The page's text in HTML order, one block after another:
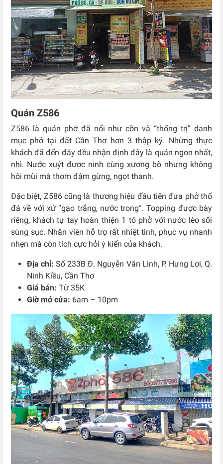
Quán Z586
Z586 là quán phở đã nổi như cồn và “thống trị” danh
mục phở tại đất Cần Thơ hơn 3 thập kỷ. Những thực
khách đã đến đây đều nhận định đây là quán ngon nhất,
nhì. Nước xuýt được ninh cùng xương bò nhưng không
hôi mùi mà thơm đậm gừng, ngọt thanh.
Đặc biệt, Z586 cũng là thương hiệu đầu tiên đưa phở thố
đá về với xứ “gạo trắng, nước trong”. Topping được bày
riêng, khách tự tay hoàn thiện 1 tô phở với nước lèo sôi
sùng sục. Nhân viên hỗ trợ rất nhiệt tình, phục vụ nhanh
nhẹn mà còn tích cực hỏi ý kiến của khách.
Địa chỉ: Số 233B Đ. Nguyễn Văn Linh, P. Hưng Lợi, Q.
Ninh Kiều, Cần Thơ
Giá bán: Từ 35K
Giờ mở cửa: 6am – 10pm